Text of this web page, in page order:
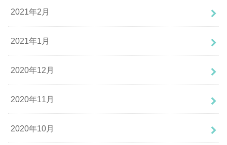
2021年2月
2021年1月
2020年12月
2020年11月
2020年10月